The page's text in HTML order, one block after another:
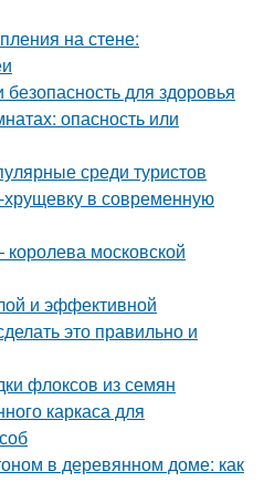
на стене:
для здоровья
опасность или
среди туристов
хрущевку в современную
московской
и эффективной
это правильно и
флоксов из семян
каркаса для
в деревянном доме: как